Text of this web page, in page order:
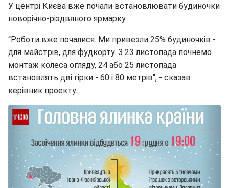
У центрі Києва вже почали встановлювати будиночки
новорічно-різдвяного ярмарку.
“Роботи вже почалися. Ми привезли 25% будиночків -
для майстрів, для фудкорту. З 23 листопада почнемо
монтаж колеса огляду, 24 або 25 листопада
встановлять дві гірки - 60 і 80 метрів", - сказав
керівник проекту.